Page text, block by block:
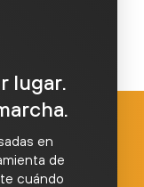
lugar.
en
de
cuándo